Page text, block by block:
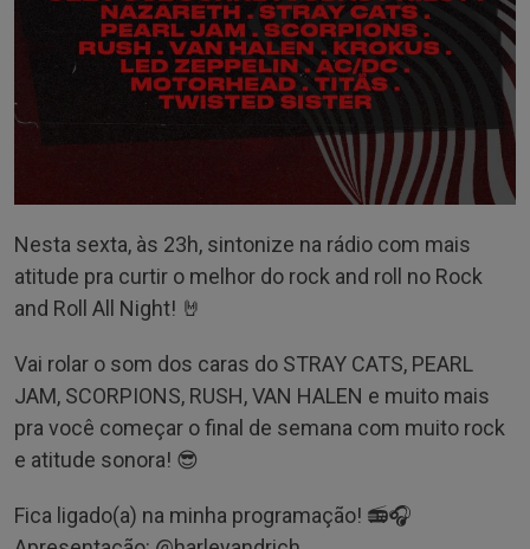
Nesta sexta, às 23h, sintonize na rádio com mais
atitude pra curtir o melhor do rock and roll no Rock
and Roll All Night! 🤘
Vai rolar o som dos caras do STRAY CATS, PEARL
JAM, SCORPIONS, RUSH, VAN HALEN e muito mais
pra você começar o final de semana com muito rock
e atitude sonora! 😎
Fica ligado(a) na minha programação! 📻🎧